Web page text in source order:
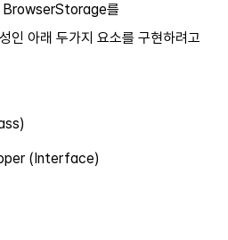
BrowserStorage를
인 아래 두가지 요소를 구현하려고
(Interface)